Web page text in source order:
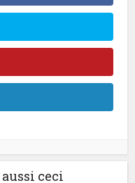
ceci